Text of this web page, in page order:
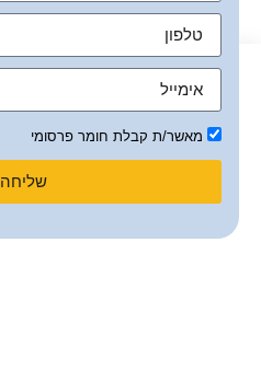
מאשר/ת קבלת חומר פרסומי
שליחה